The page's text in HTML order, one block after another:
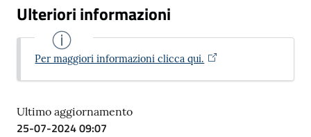
Ulteriori informazioni
Per maggiori informazioni clicca qui.
Ultimo aggiornamento
25-07-2024 09:07